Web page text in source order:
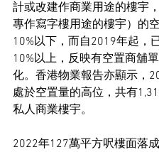
計或改建作商業用途的樓宇
專作寫字樓用途的樓宇）的
10%以下，而自2019年起，
10%以上，反映有空置商舖
化。香港物業報告亦顯示，
處於空置量的高位，共有
私人商業樓宇。
2022年127萬平方呎樓面落